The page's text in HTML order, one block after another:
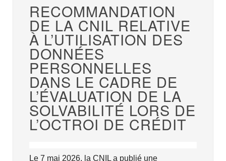
RECOMMANDATION
DE LA CNIL RELATIVE
À L’UTILISATION DES
DONNÉES
PERSONNELLES
DANS LE CADRE DE
L’ÉVALUATION DE LA
SOLVABILITÉ LORS DE
L’OCTROI DE CRÉDIT
Le 7 mai 2026, la CNIL a publié une